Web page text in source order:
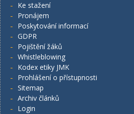
Ke stažení
Pronájem
Poskytování informací
GDPR
Pojištění žáků
Whistleblowing
Kodex etiky JMK
Prohlášení o přístupnosti
Sitemap
Archiv článků
Login